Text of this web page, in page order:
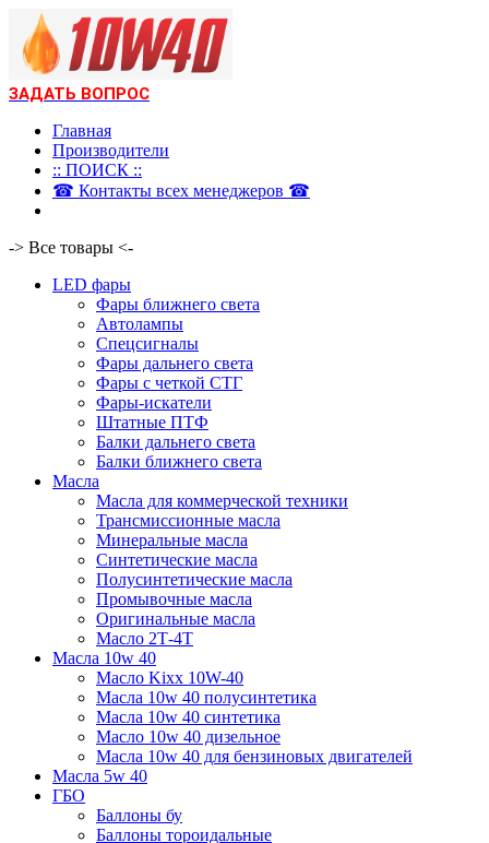
ЗАДАТЬ ВОПРОС
Главная
Производители
:: ПОИСК ::
☎ Контакты всех менеджеров ☎
-> Все товары <-
LED фары
Фары ближнего света
Автолампы
Спецсигналы
Фары дальнего света
Фары с четкой СТГ
Фары-искатели
Штатные ПТФ
Балки дальнего света
Балки ближнего света
Масла
Масла для коммерческой техники
Трансмиссионные масла
Минеральные масла
Синтетические масла
Полусинтетические масла
Промывочные масла
Оригинальные масла
Масло 2Т-4Т
Масла 10w 40
Mасло Kixx 10W-40
Масла 10w 40 полусинтетика
Масла 10w 40 синтетика
Масло 10w 40 дизельное
Масла 10w 40 для бензиновых двигателей
Масла 5w 40
ГБО
Баллоны бу
Баллоны тороидальные